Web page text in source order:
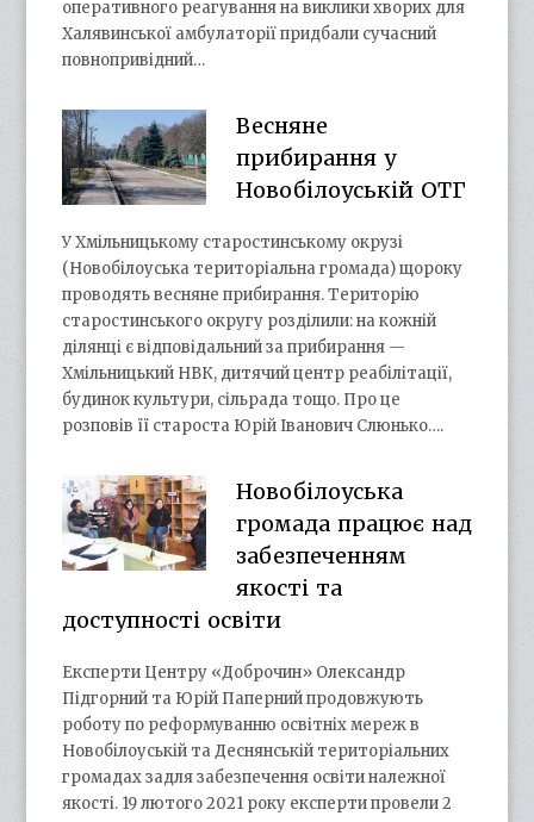
оперативного реагування на виклики хворих для
Халявинської амбулаторії придбали сучасний
повнопривідний…
Весняне
прибирання у
Новобілоуській ОТГ
У Хмільницькому старостинському окрузі
(Новобілоуська територіальна громада) щороку
проводять весняне прибирання. Територію
старостинського округу розділили: на кожній
ділянці є відповідальний за прибирання —
Хмільницький НВК, дитячий центр реабілітації,
будинок культури, сільрада тощо. Про це
розповів її староста Юрій Іванович Слюнько….
Новобілоуська
громада працює над
забезпеченням
якості та
доступності освіти
Експерти Центру «Доброчин» Олександр
Підгорний та Юрій Паперний продовжують
роботу по реформуванню освітніх мереж в
Новобілоуській та Деснянській територіальних
громадах задля забезпечення освіти належної
якості. 19 лютого 2021 року експерти провели 2